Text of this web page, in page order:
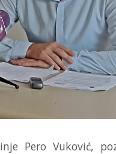
Pero Vuković,